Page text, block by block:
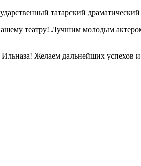
татарский
театру! Лучшим молодым
Желаем дальнейших успехов